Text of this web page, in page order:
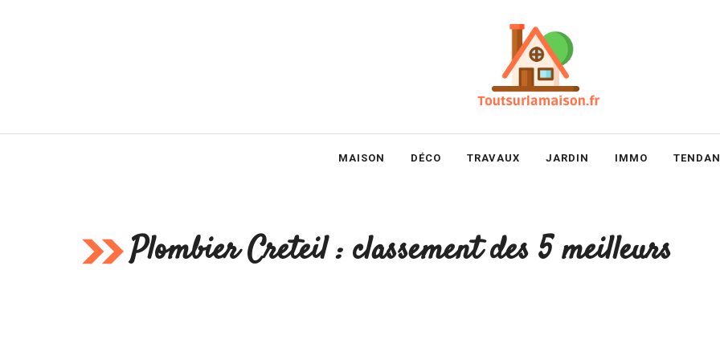
MAISON DÉCO TRAVAUX JARDIN IMMO
Plombier Creteil : classement des 5 meilleurs